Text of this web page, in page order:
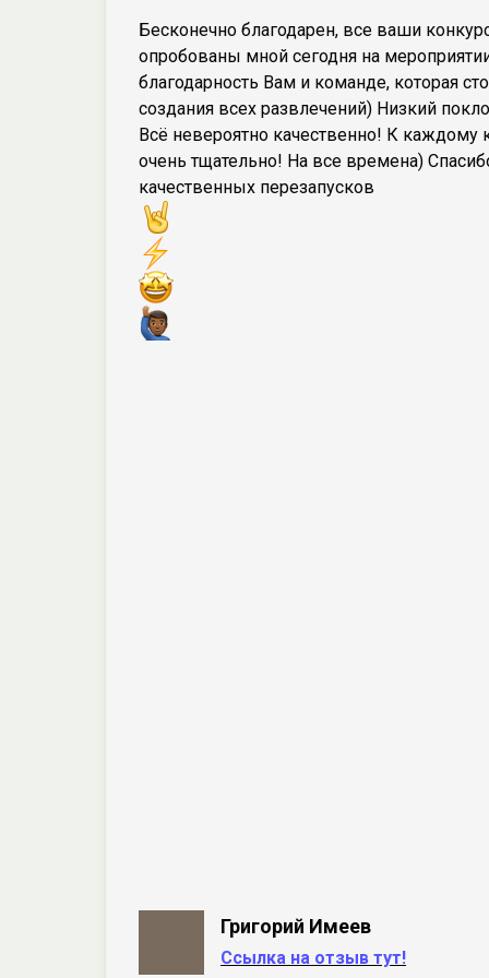
Бесконечно благодарен, все ваши
опробованы мной сегодня на
благодарность Вам и команде, которая
создания всех развлечений) Низкий
Всё невероятно качественно! К каждому
очень тщательно! На все времена)
качественных перезапусков
Григорий Имеев
Ссылка на отзыв тут!